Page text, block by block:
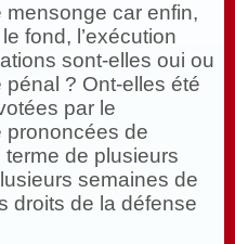
car enfin,
fond, l’exécution
sont-elles oui ou
? Ont-elles été
par le
prononcées de
de plusieurs
semaines de
droits de la défense